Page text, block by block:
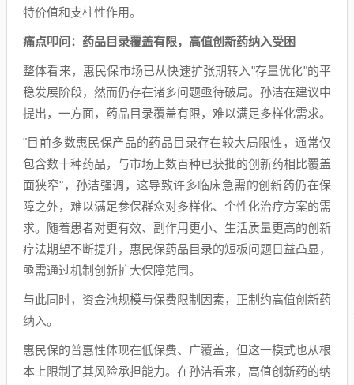
特价值和支柱性作用。
痛点叩问：药品目录覆盖有限，高值创新药纳入受困
整体看来，惠民保市场已从快速扩张期转入"存量优化"的平
稳发展阶段，然而仍存在诸多问题亟待破局。孙洁在建议中
提出，一方面，药品目录覆盖有限，难以满足多样化需求。
"目前多数惠民保产品的药品目录存在较大局限性，通常仅
包含数十种药品，与市场上数百种已获批的创新药相比覆盖
面狭窄"，孙洁强调，这导致许多临床急需的创新药仍在保
障之外，难以满足参保群众对多样化、个性化治疗方案的需
求。随着患者对更有效、副作用更小、生活质量更高的创新
疗法期望不断提升，惠民保药品目录的短板问题日益凸显，
亟需通过机制创新扩大保障范围。
与此同时，资金池规模与保费限制因素，正制约高值创新药
纳入。
惠民保的普惠性体现在低保费、广覆盖，但这一模式也从根
本上限制了其风险承担能力。在孙洁看来，高值创新药的纳